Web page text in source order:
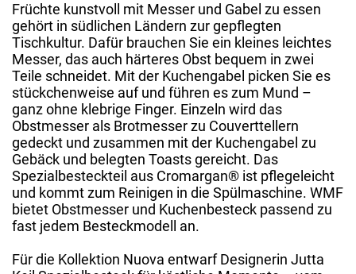
Früchte kunstvoll mit Messer und Gabel zu essen
gehört in südlichen Ländern zur gepflegten
Tischkultur. Dafür brauchen Sie ein kleines leichtes
Messer, das auch härteres Obst bequem in zwei
Teile schneidet. Mit der Kuchengabel picken Sie es
stückchenweise auf und führen es zum Mund –
ganz ohne klebrige Finger. Einzeln wird das
Obstmesser als Brotmesser zu Couverttellern
gedeckt und zusammen mit der Kuchengabel zu
Gebäck und belegten Toasts gereicht. Das
Spezialbesteckteil aus Cromargan® ist pflegeleicht
und kommt zum Reinigen in die Spülmaschine. WMF
bietet Obstmesser und Kuchenbesteck passend zu
fast jedem Besteckmodell an.
Für die Kollektion Nuova entwarf Designerin Jutta